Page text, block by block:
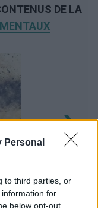
Personal
to third parties, or
for
below opt-out
DE LA
propre
›